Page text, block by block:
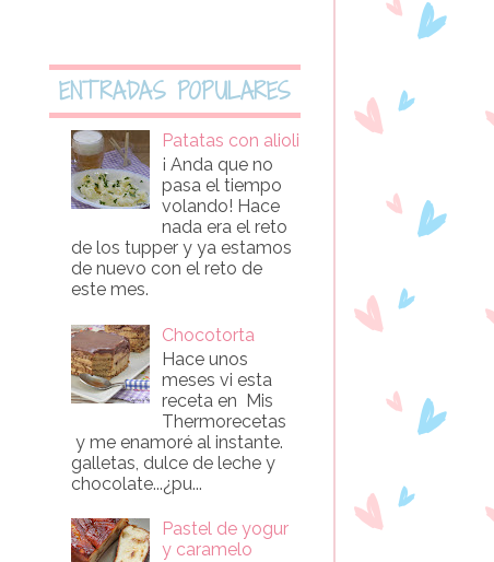
ENTRADAS POPULARES
Patatas con alioli
¡ Anda que no
pasa el tiempo
volando! Hace
nada era el reto
de los tupper y ya estamos
de nuevo con el reto de
este mes.
Chocotorta
Hace unos
meses vi esta
receta en Mis
Thermorecetas
y me enamoré al instante.
galletas, dulce de leche y
chocolate...¿pu...
Pastel de yogur
y caramelo